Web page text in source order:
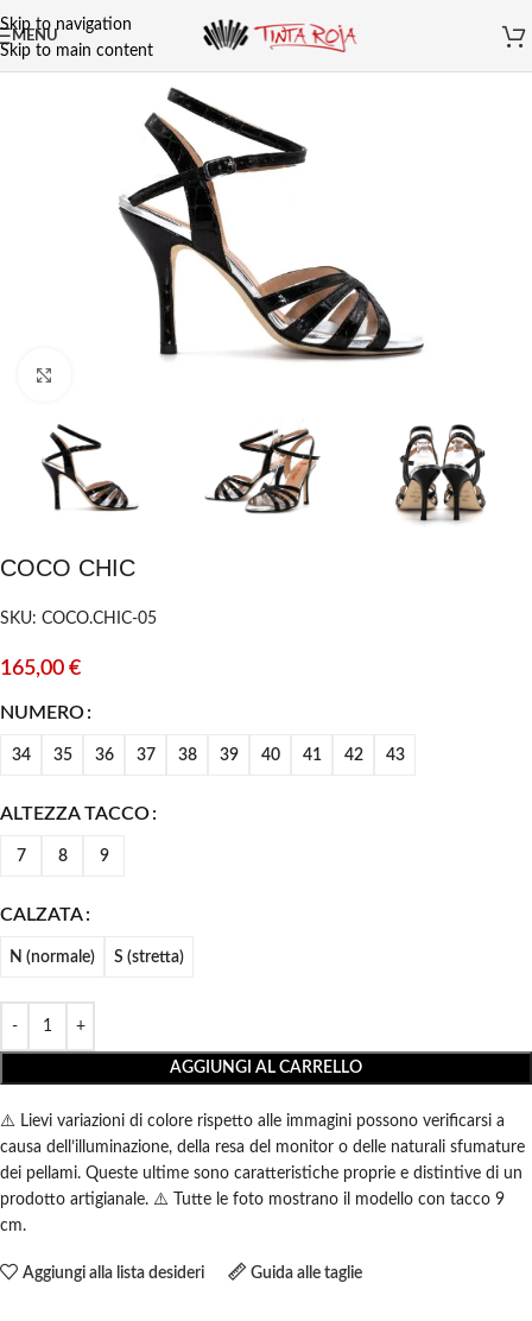
Skip to navigation
Skip to main content
MENU
COCO CHIC
SKU: COCO.CHIC-05
165,00 €
NUMERO
34 35 36 37 38 39 40 41 42 43
ALTEZZA TACCO
7 8 9
CALZATA
N (normale) S (stretta)
AGGIUNGI AL CARRELLO
⚠️ Lievi variazioni di colore rispetto alle immagini possono verificarsi a
causa dell’illuminazione, della resa del monitor o delle naturali sfumature
dei pellami. Queste ultime sono caratteristiche proprie e distintive di un
prodotto artigianale. ⚠️ Tutte le foto mostrano il modello con tacco 9
cm.
Aggiungi alla lista desideri Guida alle taglie